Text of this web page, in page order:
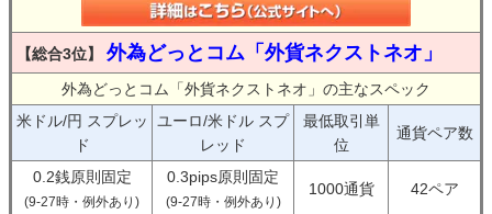
【総合3位】 外為どっとコム「外貨ネクストネオ」
外為どっとコム「外貨ネクストネオ」の主なスペック
米ドル/円 スプレッ
ド
ユーロ/米ドル スプ
レッド
最低取引単
位
通貨ペア数
0.2銭原則固定
(9-27時・例外あり)
0.3pips原則固定
(9-27時・例外あり)
1000通貨 42ペア